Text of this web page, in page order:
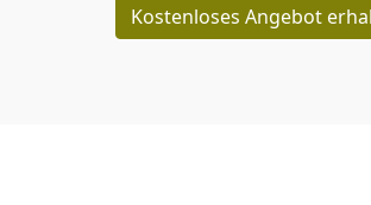
Kostenloses Angebot